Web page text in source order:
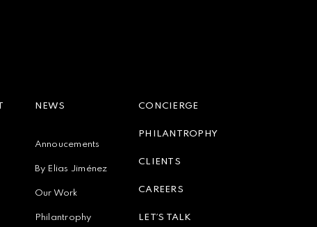
NEWS
Annoucements
By Elias Jiménez
Our Work
Philantrophy
CONCIERGE
PHILANTROPHY
CLIENTS
CAREERS
LET´S TALK